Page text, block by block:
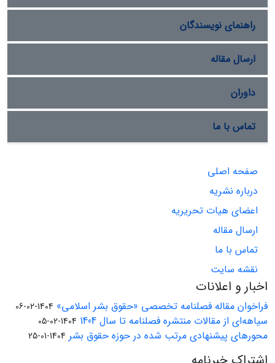
راهنمای نویسندگان
ارسال مقاله
داوران
تماس با ما
صفحه اصلی
درباره نشریه
اعضای هیات تحریریه
ارسال مقاله
تماس با ما
نقشه سایت
اخبار و اعلانات
فراخوان مقاله فصلنامه تخصصی «حقوق بشر اسلامی» 1404-02-06
سیاهه‌ای از مقالات منتشره فصلنامه تا سال 1404 1404-02-05
محورهای پیشنهادی مرتب شده در حوزه حقوق بشر 1404-01-25